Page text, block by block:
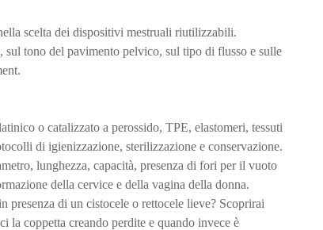
scelta dei dispositivi mestruali riutilizzabili.
sul tono del pavimento pelvico, sul tipo di flusso e sulle
o catalizzato a perossido, TPE, elastomeri, tessuti
di igienizzazione, sterilizzazione e conservazione.
lunghezza, capacità, presenza di fori per il vuoto
della cervice e della vagina della donna.
presenza di un cistocele o rettocele lieve? Scoprirai
la coppetta creando perdite e quando invece è